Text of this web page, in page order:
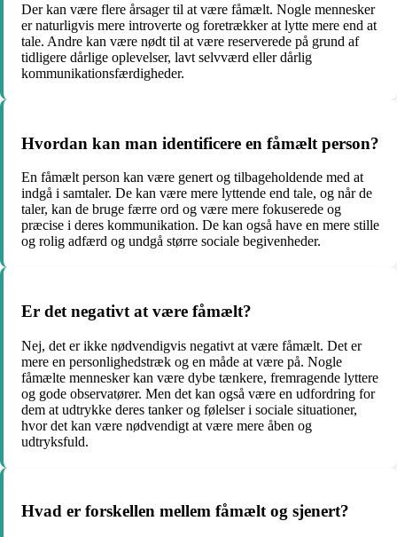
Der kan være flere årsager til at være fåmælt. Nogle mennesker
er naturligvis mere introverte og foretrækker at lytte mere end at
tale. Andre kan være nødt til at være reserverede på grund af
tidligere dårlige oplevelser, lavt selvværd eller dårlig
kommunikationsfærdigheder.
Hvordan kan man identificere en fåmælt person?
En fåmælt person kan være genert og tilbageholdende med at
indgå i samtaler. De kan være mere lyttende end tale, og når de
taler, kan de bruge færre ord og være mere fokuserede og
præcise i deres kommunikation. De kan også have en mere stille
og rolig adfærd og undgå større sociale begivenheder.
Er det negativt at være fåmælt?
Nej, det er ikke nødvendigvis negativt at være fåmælt. Det er
mere en personlighedstræk og en måde at være på. Nogle
fåmælte mennesker kan være dybe tænkere, fremragende lyttere
og gode observatører. Men det kan også være en udfordring for
dem at udtrykke deres tanker og følelser i sociale situationer,
hvor det kan være nødvendigt at være mere åben og
udtryksfuld.
Hvad er forskellen mellem fåmælt og sjenert?